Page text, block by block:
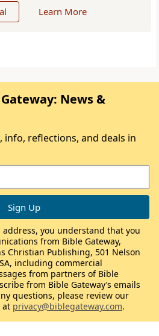
Learn More
News &
info, reflections, and deals in
you understand that you
from Bible Gateway,
Christian Publishing, 501 Nelson
including commercial
from partners of Bible
from Bible Gateway’s emails
questions, please review our
at privacy@biblegateway.com.